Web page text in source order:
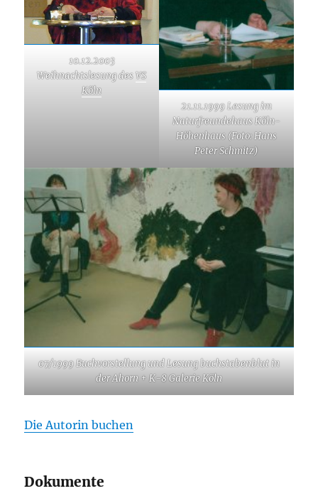
10.12.2003
Weihnachtslesung desVS
Köln
21.11.1999 Lesung im
Naturfreundehaus Köln-
Höhenhaus (Foto: Hans
Peter Schmitz)
07/1999 Buchvorstellung und Lesungbuchstabenblutin
der Ahorn + K-8 Galerie Köln
Die Autorin buchen
Dokumente